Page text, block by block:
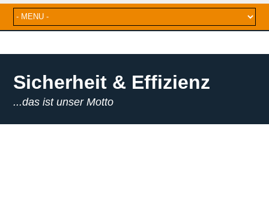
Sicherheit & Effizienz
...das ist unser Motto